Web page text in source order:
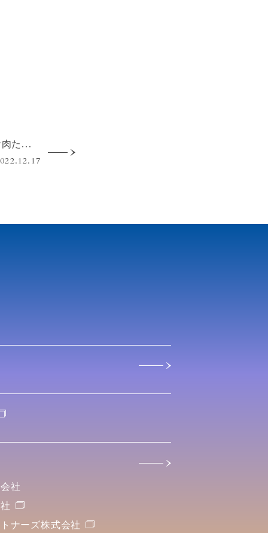
【COMPHO】「お肉たっぷり！プレミアム神戸牛のフォー」を期間限定販売
社
ナーズ株式会社